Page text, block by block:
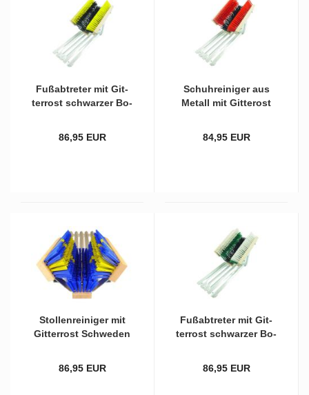
Fuß­ab­tre­ter mit Git­
ter­rost schwar­zer Bo­
ten­bürs­ten
86,95 EUR
Schuh­rei­ni­ger aus
Me­tall mit Git­te­rost
Sei­ten­bürs­ten
84,95 EUR
Stol­len­rei­ni­ger mit
Git­ter­rost Schwe­den
86,95 EUR
Fuß­ab­tre­ter mit Git­
ter­rost schwar­zer Bo­
Sei­ten­bürs­ten
86,95 EUR